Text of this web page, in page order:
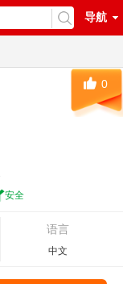
导航
安全
语言
中文
0